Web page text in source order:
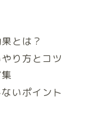
とは？
り方とコツ
いポイント